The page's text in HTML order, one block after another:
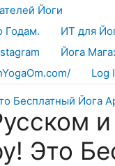
Йоги
Годам. ИТ для
Йога
Log
и
Это